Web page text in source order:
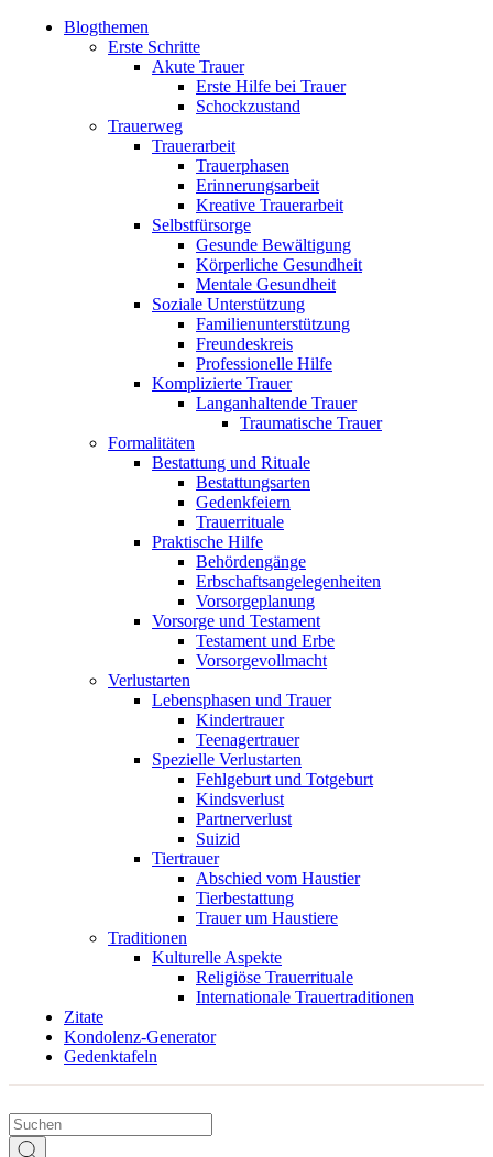
Blogthemen
Erste Schritte
Akute Trauer
Erste Hilfe bei Trauer
Schockzustand
Trauerweg
Trauerarbeit
Trauerphasen
Erinnerungsarbeit
Kreative Trauerarbeit
Selbstfürsorge
Gesunde Bewältigung
Körperliche Gesundheit
Mentale Gesundheit
Soziale Unterstützung
Familienunterstützung
Freundeskreis
Professionelle Hilfe
Komplizierte Trauer
Langanhaltende Trauer
Traumatische Trauer
Formalitäten
Bestattung und Rituale
Bestattungsarten
Gedenkfeiern
Trauerrituale
Praktische Hilfe
Behördengänge
Erbschaftsangelegenheiten
Vorsorgeplanung
Vorsorge und Testament
Testament und Erbe
Vorsorgevollmacht
Verlustarten
Lebensphasen und Trauer
Kindertrauer
Teenagertrauer
Spezielle Verlustarten
Fehlgeburt und Totgeburt
Kindsverlust
Partnerverlust
Suizid
Tiertrauer
Abschied vom Haustier
Tierbestattung
Trauer um Haustiere
Traditionen
Kulturelle Aspekte
Religiöse Trauerrituale
Internationale Trauertraditionen
Zitate
Kondolenz-Generator
Gedenktafeln